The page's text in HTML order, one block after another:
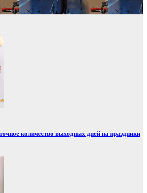
количество выходных дней на праздники